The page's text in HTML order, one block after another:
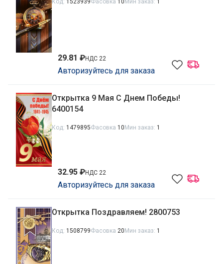
Код: 1523939Фасовка 10 Мин заказ: 1
29.81 ₽НДС 22
Авторизуйтесь для заказа
Открытка 9 Мая С Днем Победы!
6400154
Код: 1479895Фасовка 10 Мин заказ: 1
32.95 ₽НДС 22
Авторизуйтесь для заказа
Открытка Поздравляем! 2800753
Код: 1508799Фасовка 20 Мин заказ: 1